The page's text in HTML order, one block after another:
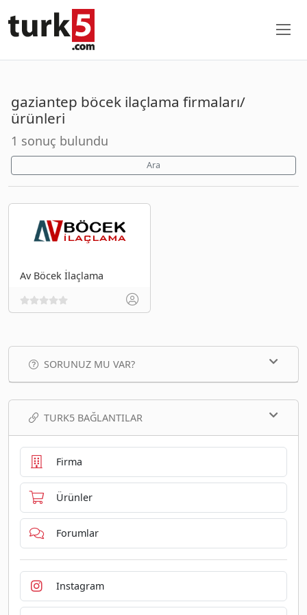
gaziantep böcek ilaçlama firmaları/
ürünleri
1 sonuç bulundu
Ara
Av Böcek İlaçlama
SORUNUZ MU VAR?
TURK5 BAĞLANTILAR
Firma
Ürünler
Forumlar
Instagram